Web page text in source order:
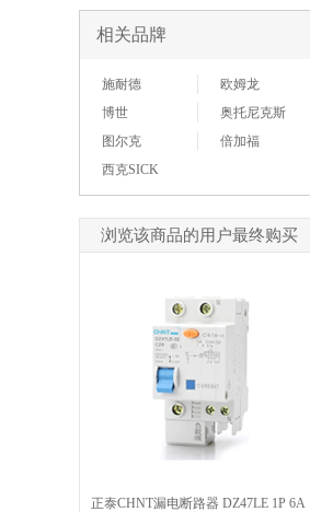
相关品牌
施耐德
欧姆龙
博世
奥托尼克斯
图尔克
倍加福
西克SICK
浏览该商品的用户最终购买
正泰CHNT漏电断路器 DZ47LE 1P 6A